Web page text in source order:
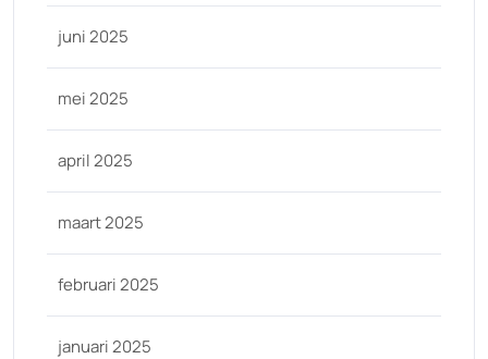
juni 2025
mei 2025
april 2025
maart 2025
februari 2025
januari 2025